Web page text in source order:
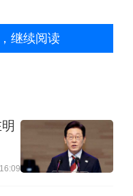
似极端事件再
继续阅读